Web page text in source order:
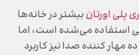
پلی اورتانبیشتر در خانه‌ها
استفاده می‌شده است، اما
مهار کننده صدا نیز کاربرد